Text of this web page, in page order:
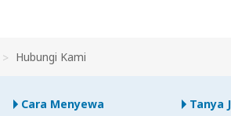
Hubungi Kami
Cara Menyewa Tanya